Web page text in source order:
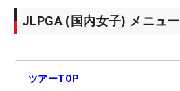
JLPGA (国内女子) メニュー
ツアーTOP